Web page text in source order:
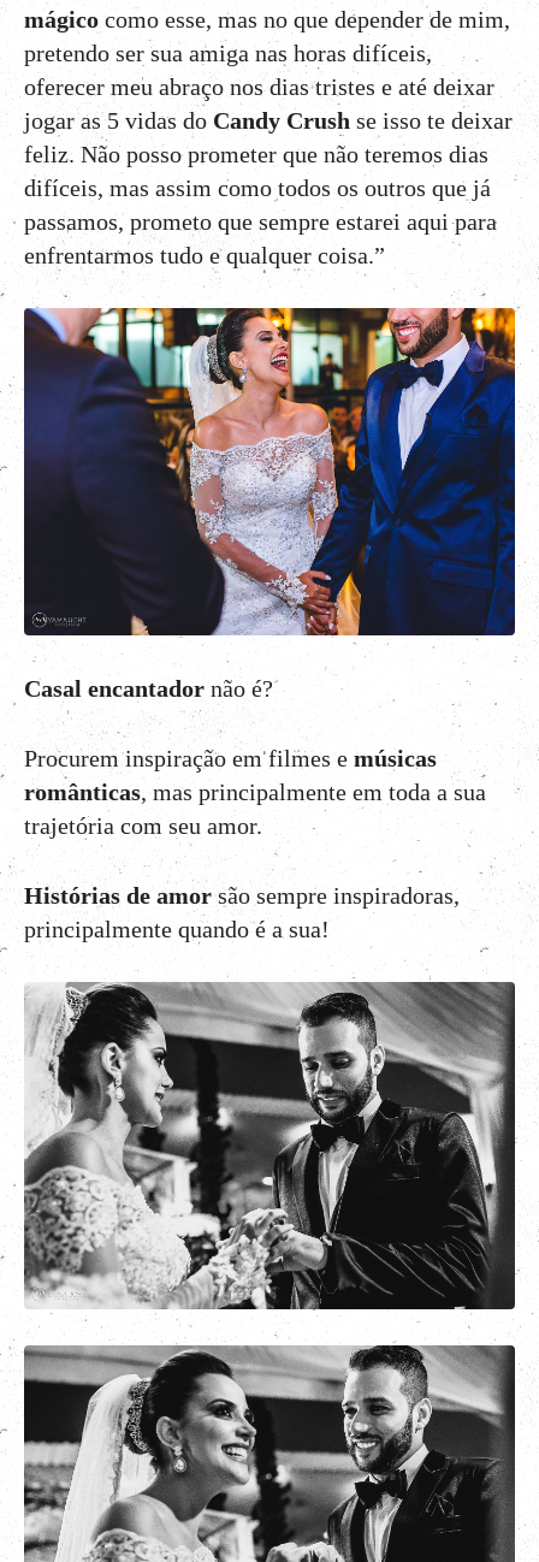
mágicocomo esse, mas no que depender de mim,
pretendo ser sua amiga nas horas difíceis,
oferecer meu abraço nos dias tristes e até deixar
jogar as 5 vidas do Candy Crush se isso te deixar
feliz. Não posso prometer que não teremos dias
difíceis, mas assim como todos os outros que já
passamos, prometo que sempre estarei aqui para
enfrentarmos tudo e qualquer coisa.”
Casal encantador não é?
Procurem inspiração em filmes e músicas
românticas, mas principalmente em toda a sua
trajetória com seu amor.
Histórias de amorsão sempre inspiradoras,
principalmente quando é a sua!